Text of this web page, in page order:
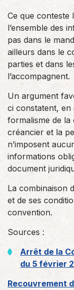
Ce que conteste
l’ensemble des
pas dans le
ailleurs dans le
parties et dans
l’accompagnent.
Un argument
ci constatent, en
formalisme de
créancier et la
n’imposent
informations
document
La combinaison
et de ses
convention.
Sources :
Arrêt de la
du 5 février
Recouvrement